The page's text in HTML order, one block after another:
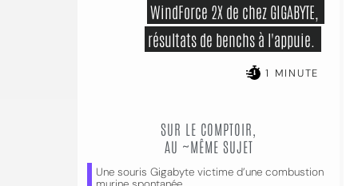
WindForce 2X de chez GIGABYTE,
résultats de benchs à l'appuie.
1 MINUTE
SUR LE COMPTOIR,
AU ~MÊME SUJET
Une souris Gigabyte victime d’une combustion